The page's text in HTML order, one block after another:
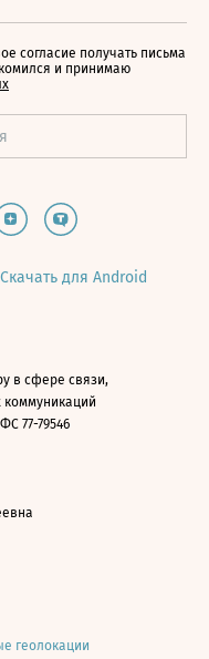
согласие получать письма
и принимаю
Скачать для Android
в сфере связи,
77-79546
геолокации